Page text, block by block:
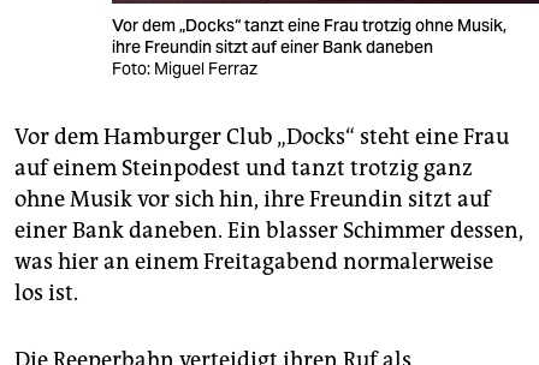
Vor dem „Docks“ tanzt eine Frau trotzig ohne Musik,
ihre Freundin sitzt auf einer Bank daneben
Foto: Miguel Ferraz
Vor dem Hamburger Club „Docks“ steht eine Frau
auf einem Steinpodest und tanzt trotzig ganz
ohne Musik vor sich hin, ihre Freundin sitzt auf
einer Bank daneben. Ein blasser Schimmer dessen,
was hier an einem Freitagabend normalerweise
los ist.
Die Reeperbahn verteidigt ihren Ruf als